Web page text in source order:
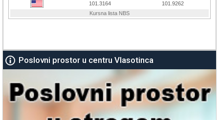
Poslovni prostor u centru Vlasotinca